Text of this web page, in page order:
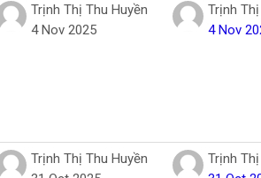
Trịnh Thị Thu Huyền
4 Nov 2025
Trịnh
4 Nov
Trịnh Thị Thu Huyền
Trịnh